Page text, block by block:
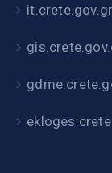
it.crete.gov.gr